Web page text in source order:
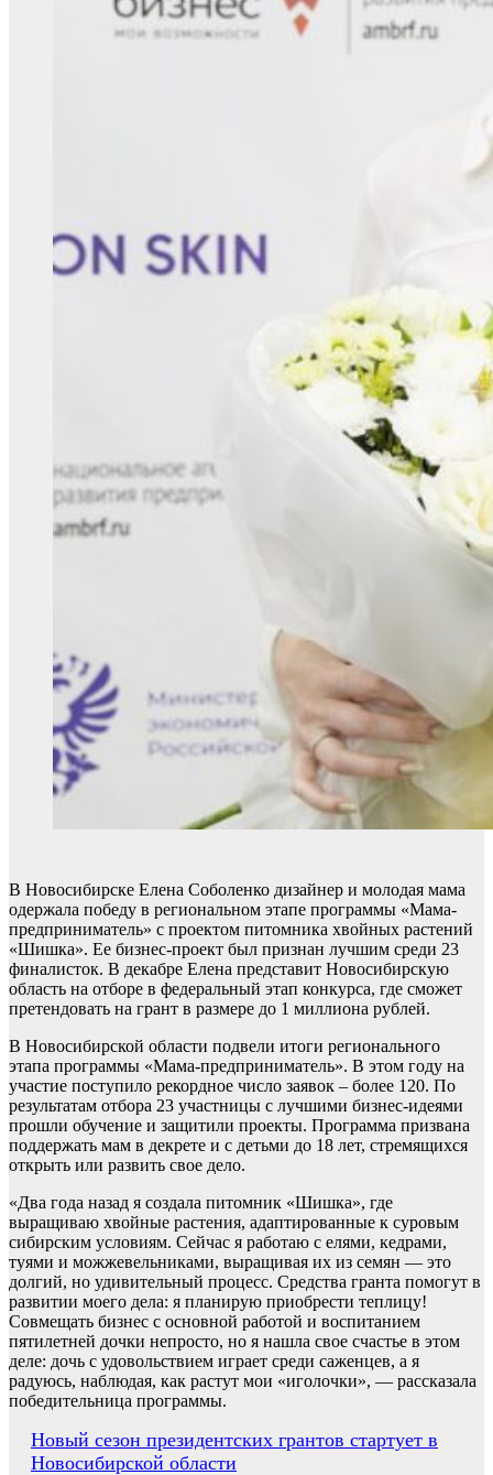
В Новосибирске Елена Соболенко дизайнер и молодая мама
одержала победу в региональном этапе программы «Мама-
предприниматель» с проектом питомника хвойных растений
«Шишка». Ее бизнес-проект был признан лучшим среди 23
финалисток. В декабре Елена представит Новосибирскую
область на отборе в федеральный этап конкурса, где сможет
претендовать на грант в размере до 1 миллиона рублей.
В Новосибирской области подвели итоги регионального
этапа программы «Мама-предприниматель». В этом году на
участие поступило рекордное число заявок – более 120. По
результатам отбора 23 участницы с лучшими бизнес-идеями
прошли обучение и защитили проекты. Программа призвана
поддержать мам в декрете и с детьми до 18 лет, стремящихся
открыть или развить свое дело.
«Два года назад я создала питомник «Шишка», где
выращиваю хвойные растения, адаптированные к суровым
сибирским условиям. Сейчас я работаю с елями, кедрами,
туями и можжевельниками, выращивая их из семян — это
долгий, но удивительный процесс. Средства гранта помогут в
развитии моего дела: я планирую приобрести теплицу!
Совмещать бизнес с основной работой и воспитанием
пятилетней дочки непросто, но я нашла свое счастье в этом
деле: дочь с удовольствием играет среди саженцев, а я
радуюсь, наблюдая, как растут мои «иголочки», — рассказала
победительница программы.
Навигация
Новый сезон президентских грантов стартует в
Новосибирской области